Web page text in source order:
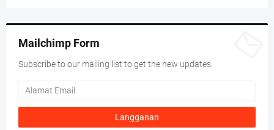
Mailchimp Form
Subscribe to our mailing list to get the new updates.